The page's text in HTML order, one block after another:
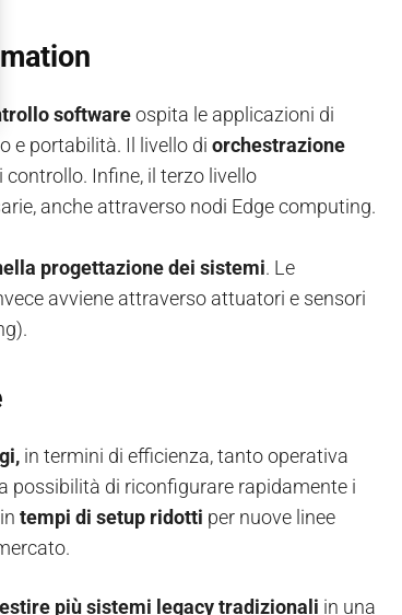
softwareospita le applicazioni di
e portabilità. Il livello di orchestrazione
Infine, il terzo livello
anche attraverso nodi Edge computing.
progettazione dei sistemi. Le
avviene attraverso attuatori e sensori
in termini di efficienza, tanto operativa
possibilità di riconfigurare rapidamente i
tempi di setup ridotti per nuove linee
più sistemi legacy tradizionali in una